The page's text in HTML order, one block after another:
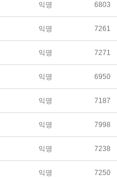
익명 6803
익명 7261
익명 7271
익명 6950
익명 7187
익명 7998
익명 7238
익명 7250